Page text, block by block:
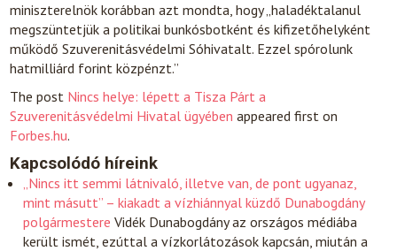
miniszterelnök korábban azt mondta, hogy „haladéktalanul
megszüntetjük a politikai bunkósbotként és kifizetőhelyként
működő Szuverenitásvédelmi Sóhivatalt. Ezzel spórolunk
hatmilliárd forint közpénzt.”
The post Nincs helye: lépett a Tisza Párt a
Szuverenitásvédelmi Hivatal ügyében appeared first on
Forbes.hu.
Kapcsolódó híreink
„Nincs itt semmi látnivaló, illetve van, de pont ugyanaz,
mint másutt” – kiakadt a vízhiánnyal küzdő Dunabogdány
polgármestere Vidék Dunabogdány az országos médiába
került ismét, ezúttal a vízkorlátozások kapcsán, miután a